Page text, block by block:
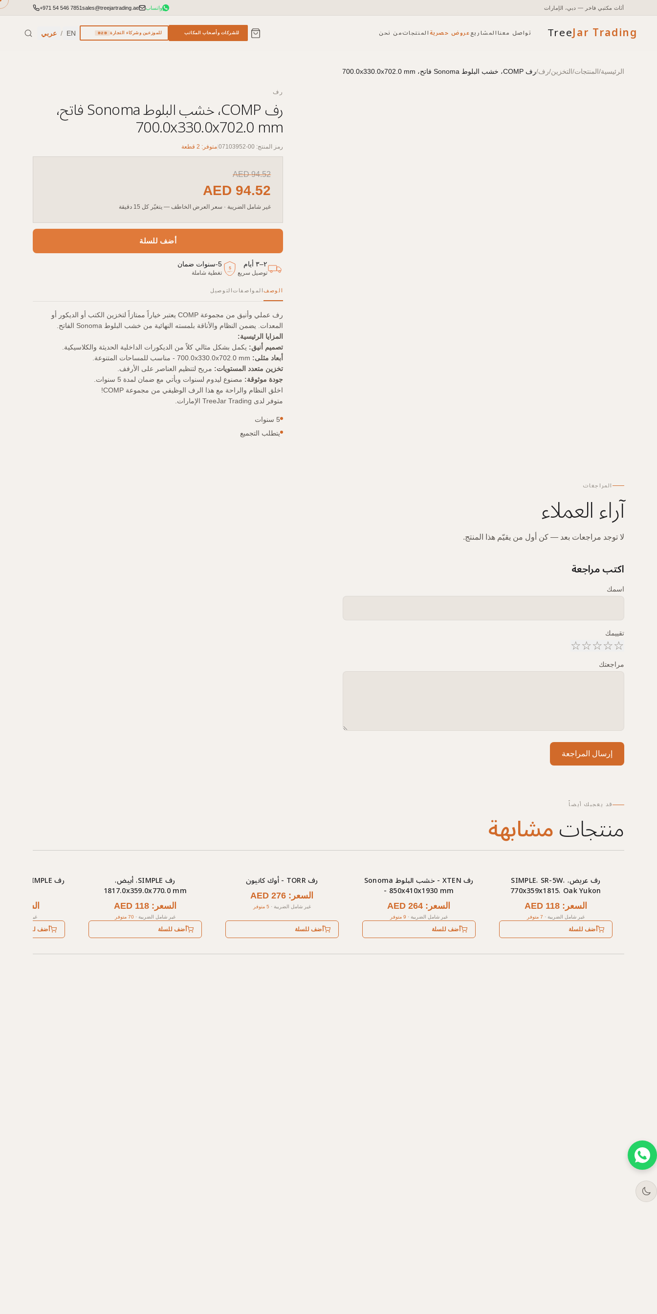
أثاث مكتبي فاخر — دبي، الإمارات +971 54 546 7851sales@treejartrading.ae واتساب
TreeJar Trading من نحنالمنتجاتعروض حصريةالمشاريعتواصل معنا للشركات وأصحاب المكاتب للموزعين وشركاء التجارة B2B
EN
/ عربي
الرئيسية/المنتجات/التخزين/رف/رف COMP، خشب البلوط Sonoma فاتح، 700.0x330.0x702.0 mm
رف
رف COMP، خشب البلوط Sonoma فاتح،
700.0x330.0x702.0 mm
رمز المنتج: 00-07103952 | متوفر: 2 قطعة
AED94.52
AED 94.52
غير شامل الضريبة · سعر العرض الخاطف — يتغيّر كل 15 دقيقة
أضف للسلة
٢–٣ أيام
توصيل سريع
5
سنوات
5
-سنوات ضمان
تغطية شاملة
الوصفالمواصفاتالتوصيل
رف عملي وأنيق من مجموعة COMP يعتبر خياراً ممتازاً لتخزين الكتب أو الديكور أو
المعدات. يضمن النظام والأناقة بلمسته النهائية من خشب البلوط Sonoma الفاتح.
المزايا الرئيسية:
تصميم أنيق: يكمل بشكل مثالي كلاً من الديكورات الداخلية الحديثة والكلاسيكية.
أبعاد مثلى:
تخزين متعدد المستويات: مريح لتنظيم العناصر على الأرفف.
جودة موثوقة: مصنوع ليدوم لسنوات ويأتي مع ضمان لمدة 5 سنوات.
اخلق النظام والراحة مع هذا الرف الوظيفي من مجموعة COMP!
متوفر لدى TreeJar Trading الإمارات.
5 سنوات
يتطلب التجميع
المراجعات
آراء العملاء
لا توجد مراجعات بعد — كن أول من يقيّم هذا المنتج.
اكتب مراجعة
اسمك
تقييمك
☆
☆
☆
☆
☆
مراجعتك
إرسال المراجعة
قد يعجبك أيضاً
منتجاتمشابهة
رف عريض، SIMPLE، SR-5W،
770x359x1815، Oak Yukon
السعر: AED 118
غير شامل الضريبة · 7 متوفر
أضف للسلة
رف XTEN - خشب البلوط Sonoma
- 850x410x1930 mm
السعر: AED 264
غير شامل الضريبة · 9 متوفر
أضف للسلة
رف TORR - أوك كانيون
السعر: AED 276
غير شامل الضريبة · 5 متوفر
أضف للسلة
رف SIMPLE، أبيض،
1817.0x359.0x770.0 mm
السعر: AED 118
غير شامل الضريبة ·70 متوفر
أضف للسلة
السعر: AED 106
غير شامل الضريبة
أضف للسلة